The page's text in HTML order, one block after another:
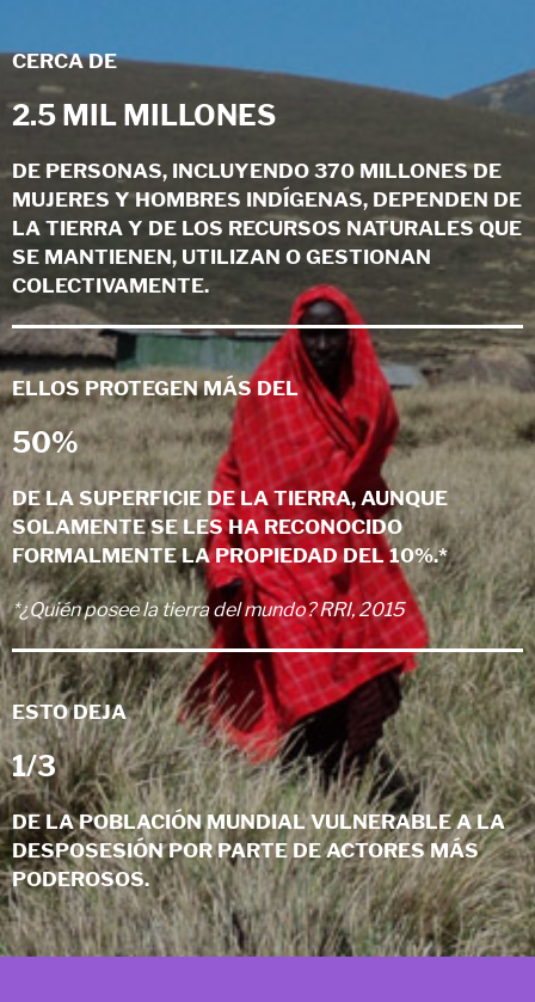
CERCA DE
2.5 MIL MILLONES
DE PERSONAS, INCLUYENDO 370 MILLONES DE
MUJERES Y HOMBRES INDÍGENAS, DEPENDEN DE
LA TIERRA Y DE LOS RECURSOS NATURALES QUE
SE MANTIENEN, UTILIZAN O GESTIONAN
COLECTIVAMENTE.
ELLOS PROTEGEN MÁS DEL
50%
DE LA SUPERFICIE DE LA TIERRA, AUNQUE
SOLAMENTE SE LES HA RECONOCIDO
FORMALMENTE LA PROPIEDAD DEL 10%.*
*¿Quién posee la tierra del mundo? RRI, 2015
ESTO DEJA
1/3
DE LA POBLACIÓN MUNDIAL VULNERABLE A LA
DESPOSESIÓN POR PARTE DE ACTORES MÁS
PODEROSOS.